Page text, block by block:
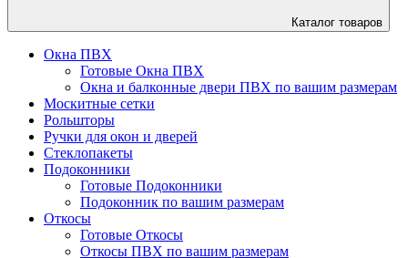
Каталог товаров
Окна ПВХ
Готовые Окна ПВХ
Окна и балконные двери ПВХ по вашим размерам
Москитные сетки
Рольшторы
Ручки для окон и дверей
Стеклопакеты
Подоконники
Готовые Подоконники
Подоконник по вашим размерам
Откосы
Готовые Откосы
Откосы ПВХ по вашим размерам